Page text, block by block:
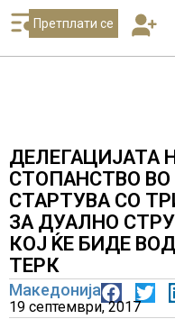
Претплати се
ДЕЛЕГАЦИЈАТА
СТОПАНСТВО
СТАРТУВА СО
ЗА ДУАЛНО
КОЈ ЌЕ БИДЕ
ТЕРК
Македонија
19 септември, 2017